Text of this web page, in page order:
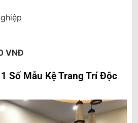
VNĐ
Số Mẫu Kệ Trang Trí Độc